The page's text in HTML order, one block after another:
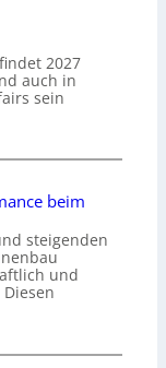
2027
auch in
sein
beim
steigenden
und